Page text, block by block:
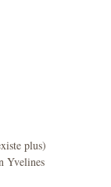
plus)
Yvelines